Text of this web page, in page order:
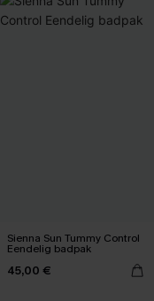
Sienna Sun Tummy Control
Eendelig badpak
45,00 €